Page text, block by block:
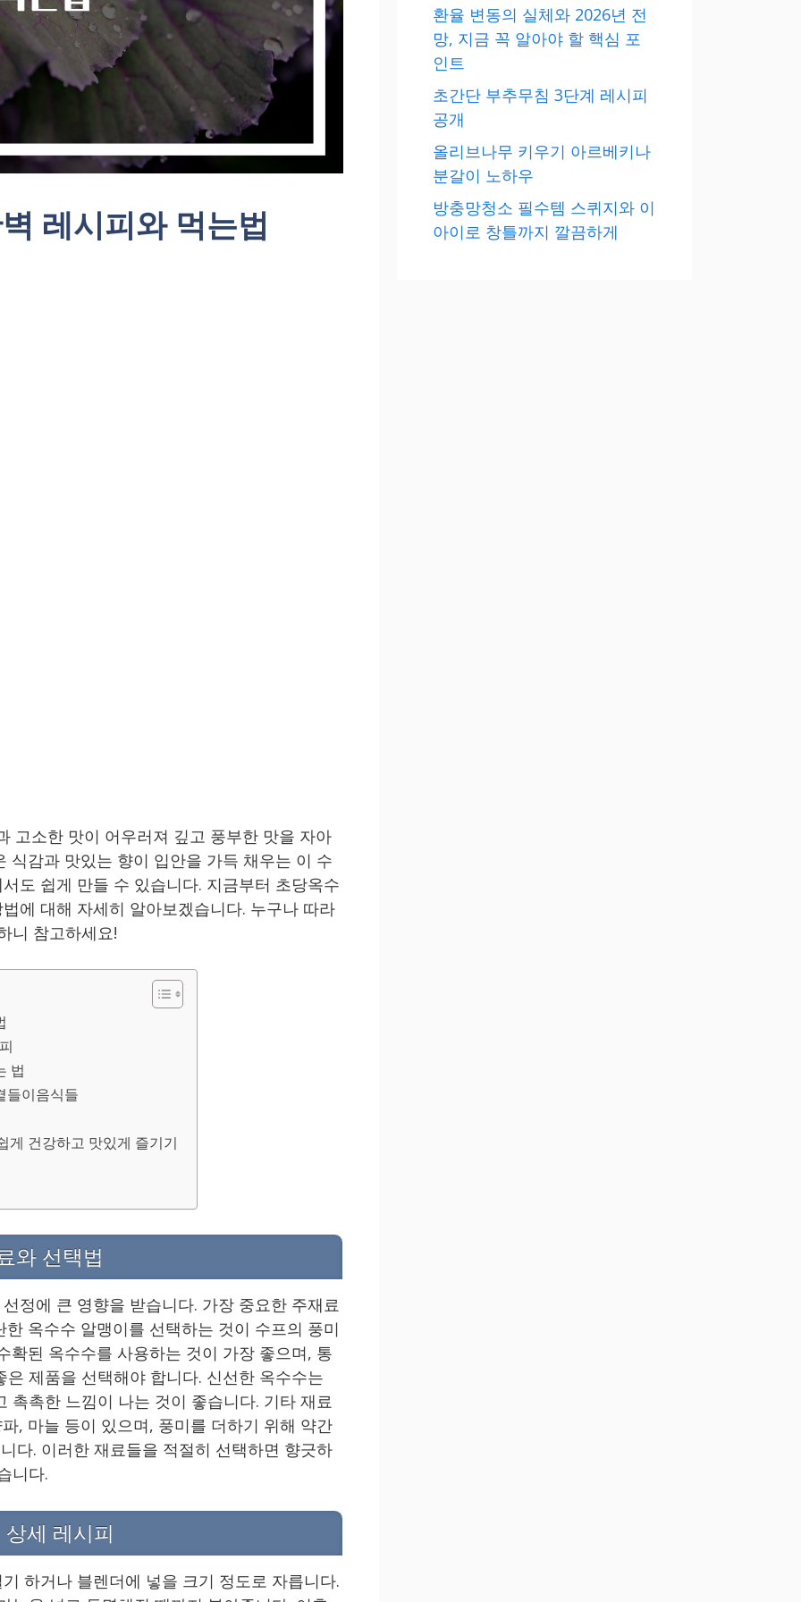
레시피와 먹는법
고소한 맛이 어우러져 깊고 풍부한 맛을 자아
식감과 맛있는 향이 입안을 가득 채우는 이 수
도 쉽게 만들 수 있습니다. 지금부터 초당옥수
에 대해 자세히 알아보겠습니다. 누구나 따라
니 참고하세요!
법
들이음식들
게 건강하고 맛있게 즐기기
와 선택법
정에 큰 영향을 받습니다. 가장 중요한 주재료
옥수수 알맹이를 선택하는 것이 수프의 풍미
확된 옥수수를 사용하는 것이 가장 좋으며, 통
제품을 선택해야 합니다. 신선한 옥수수는
촉촉한 느낌이 나는 것이 좋습니다. 기타 재료
, 마늘 등이 있으며, 풍미를 더하기 위해 약간
다. 이러한 재료들을 적절히 선택하면 향긋하
니다.
세 레시피
하거나 블렌더에 넣을 크기 정도로 자릅니다.
환율 변동의 실체와 2026년 전
망, 지금 꼭 알아야 할 핵심 포
인트
초간단 부추무침 3단계 레시피
공개
올리브나무 키우기 아르베키나
분갈이 노하우
방충망청소 필수템 스퀴지와 이
아이로 창틀까지 깔끔하게